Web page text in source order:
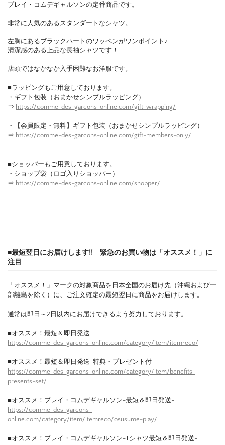
プレイ・コムデギャルソンの定番商品です。
非常に人気のあるスタンダートなシャツ。
左胸にあるブラックハートのワッペンがワンポイント♪
清潔感のある上品な長袖シャツです！
店頭ではなかなか入手困難なお洋服です。
■ラッピングもご用意しております。
・ギフト包装（おまかせシンプルラッピング）
⇒ https://comme-des-garcons-online.com/gift-wrapping/
・【会員限定・無料】ギフト包装（おまかせシンプルラッピング）
⇒ https://comme-des-garcons-online.com/gift-members-only/
■ショッパーもご用意しております。
・ショップ袋（ロゴ入りショッパー）
⇒ https://comme-des-garcons-online.com/shopper/
■最短翌日にお届けします!! 緊急のお買い物は「オススメ！」に
注目
「オススメ！」マークの対象商品を日本全国のお届け先（沖縄および一
部離島を除く）に、ご注文確定の最短翌日に商品をお届けします。
通常は即日～2日以内にお届けできるよう努力しております。
■オススメ！最短＆即日発送
https://comme-des-garcons-online.com/category/item/itemreco/
■オススメ！最短＆即日発送-特典・プレゼント付-
https://comme-des-garcons-online.com/category/item/benefits-
presents-set/
■オススメ！プレイ・コムデギャルソン-最短＆即日発送-
https://comme-des-garcons-
online.com/category/item/itemreco/osusume-play/
■オススメ！プレイ・コムデギャルソン-Tシャツ最短＆即日発送-